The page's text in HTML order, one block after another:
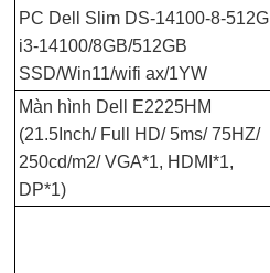
PC Dell Slim DS-14100-8-512G
i3-14100/8GB/512GB
SSD/Win11/wifi ax/1YW
Màn hình Dell E2225HM
(21.5Inch/ Full HD/ 5ms/ 75HZ/
250cd/m2/ VGA*1, HDMI*1,
DP*1)